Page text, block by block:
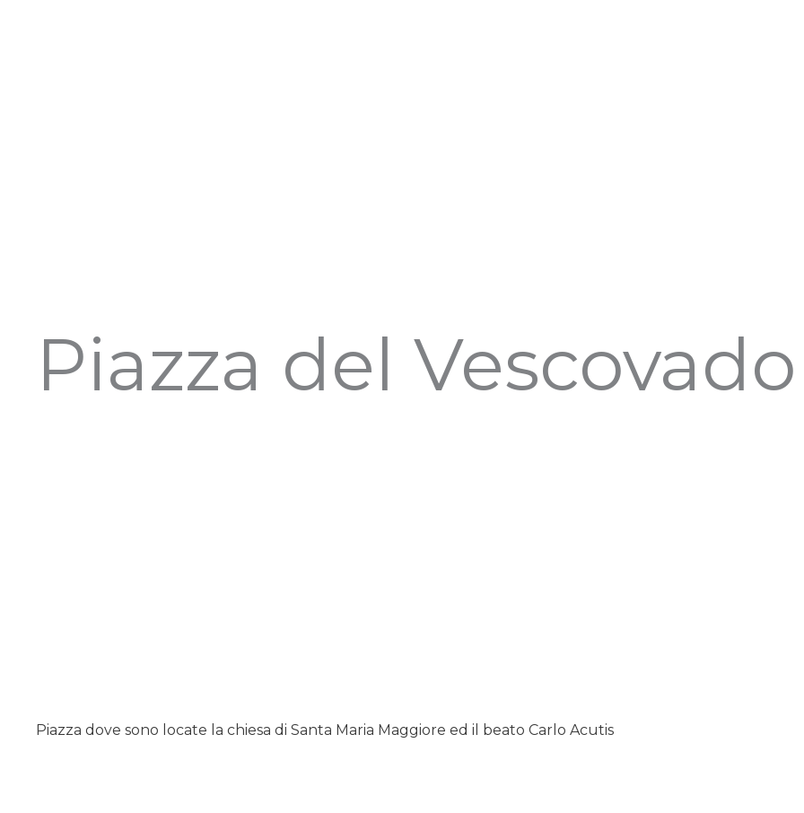
Piazza del Vescovado
Piazza dove sono locate la chiesa di Santa Maria Maggiore ed il beato Carlo Acutis